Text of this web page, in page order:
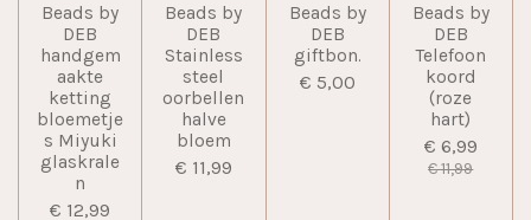
Beads by
DEB
handgem
aakte
ketting
bloemetje
s Miyuki
glaskrale
n
€ 12,99
Beads by
DEB
Stainless
steel
oorbellen
halve
bloem
€ 11,99
Beads by
DEB
giftbon.
€ 5,00
Beads by
DEB
Telefoon
koord
(roze
hart)
€ 6,99
€ 11,99